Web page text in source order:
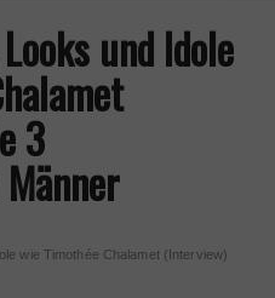
und Idole
3
wie Timothée Chalamet (Interview)